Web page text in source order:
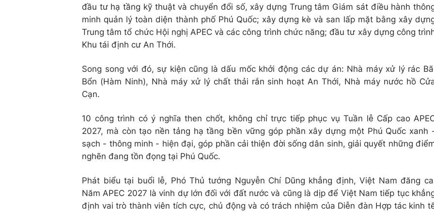
đầu tư hạ tầng kỹ thuật và chuyển đổi số, xây dựng Trung tâm Giám sát điều hành
minh quản lý toàn diện thành phố Phú Quốc; xây dựng kè và san lấp mặt bằng xây
Trung tâm tổ chức Hội nghị APEC và các công trình chức năng; đầu tư xây dựng công
Khu tái định cư An Thới.
Song song với đó, sự kiện cũng là dấu mốc khởi động các dự án: Nhà máy xử lý rác
Bổn (Hàm Ninh), Nhà máy xử lý chất thải rắn sinh hoạt An Thới, Nhà máy nước hồ
Cạn.
10 công trình có ý nghĩa then chốt, không chỉ trực tiếp phục vụ Tuần lễ Cấp cao
2027, mà còn tạo nền tảng hạ tầng bền vững góp phần xây dựng một Phú Quốc xanh
sạch - thông minh - hiện đại, góp phần cải thiện đời sống dân sinh, giải quyết những
nghẽn đang tồn đọng tại Phú Quốc.
Phát biểu tại buổi lễ, Phó Thủ tướng Nguyễn Chí Dũng khẳng định, Việt Nam đăng
Năm APEC 2027 là vinh dự lớn đối với đất nước và cũng là dịp để Việt Nam tiếp tục
định vai trò thành viên tích cực, chủ động và có trách nhiệm của Diễn đàn Hợp tác kinh